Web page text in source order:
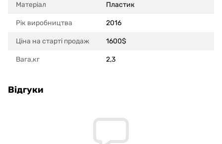
Матеріал Пластик
Рік виробництва 2016
Ціна на старті продаж 1600$
Вага,кг 2,3
Відгуки